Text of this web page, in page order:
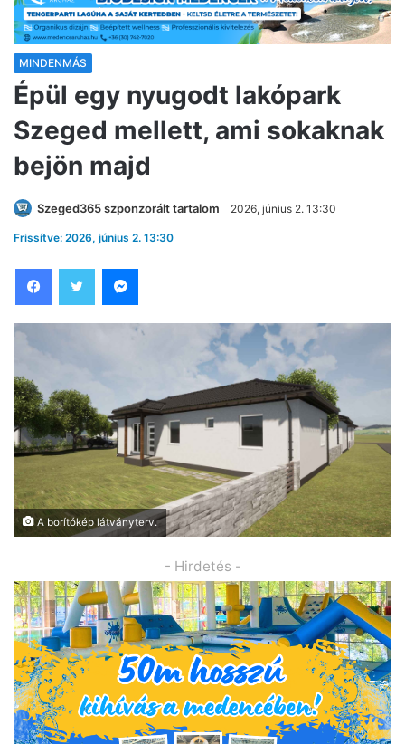
MINDENMÁS
Épül egy nyugodt lakópark
Szeged mellett, ami sokaknak
bejön majd
Szeged365 szponzorált tartalom 2026, június 2. 13:30
Frissítve: 2026, június 2. 13:30
A borítókép látványterv.
- Hirdetés -